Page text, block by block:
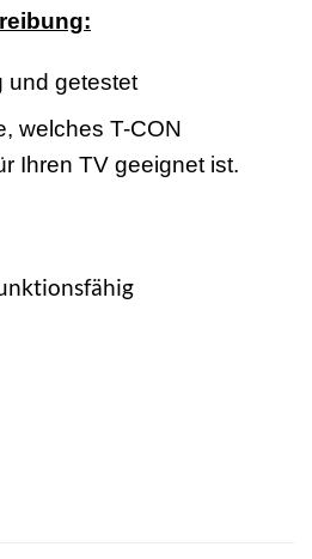
und getestet
welches T-CON
Ihren TV geeignet ist.